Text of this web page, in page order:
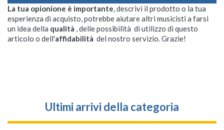
La tua opionione è importante, descrivi il prodotto o la tua
esperienza di acquisto, potrebbe aiutare altri musicisti a farsi
un idea della qualità , delle possibilità di utilizzo di questo
articolo o dell'affidabilità del nostro servizio. Grazie!
Ultimi arrivi della categoria